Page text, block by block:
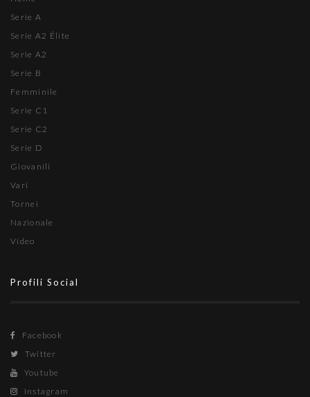
Serie A
Serie A2 Élite
Serie A2
Serie B
Femminile
Serie C1
Serie C2
Serie D
Giovanili
Vari
Tornei
Nazionale
Video
Profili Social
Facebook
Twitter
Youtube
Instagram